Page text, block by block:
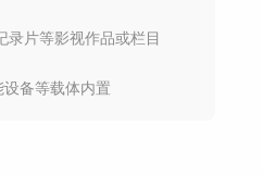
录片等影视作品或栏目
备等载体内置